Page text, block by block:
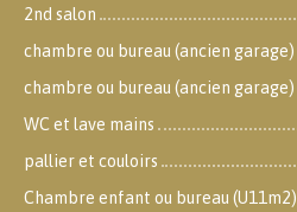
2nd salon
chambre ou bureau (ancien garage)
chambre ou bureau (ancien garage)
WC et lave mains
pallier et couloirs
Chambre enfant ou bureau (U11m2)